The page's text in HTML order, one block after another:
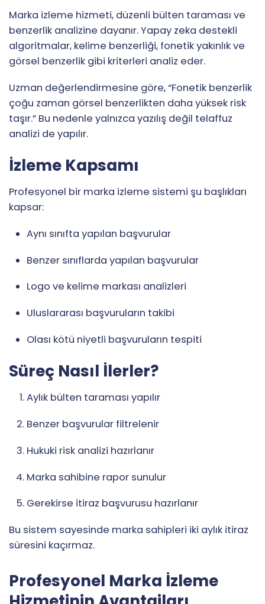
Marka izleme hizmeti, düzenli bülten taraması ve
benzerlik analizine dayanır. Yapay zeka destekli
algoritmalar, kelime benzerliği, fonetik yakınlık ve
görsel benzerlik gibi kriterleri analiz eder.
Uzman değerlendirmesine göre, “Fonetik benzerlik
çoğu zaman görsel benzerlikten daha yüksek risk
taşır.” Bu nedenle yalnızca yazılış değil telaffuz
analizi de yapılır.
İzleme Kapsamı
Profesyonel bir marka izleme sistemi şu başlıkları
kapsar:
Aynı sınıfta yapılan başvurular
Benzer sınıflarda yapılan başvurular
Logo ve kelime markası analizleri
Uluslararası başvuruların takibi
Olası kötü niyetli başvuruların tespiti
Süreç Nasıl İlerler?
Aylık bülten taraması yapılır
Benzer başvurular filtrelenir
Hukuki risk analizi hazırlanır
Marka sahibine rapor sunulur
Gerekirse itiraz başvurusu hazırlanır
Bu sistem sayesinde marka sahipleri iki aylık itiraz
süresini kaçırmaz.
Profesyonel Marka İzleme